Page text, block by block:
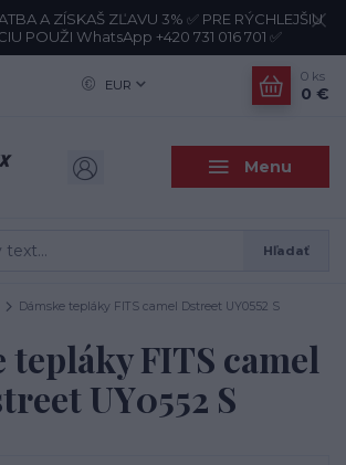
A ZÍSKAŠ ZĽAVU 3% ✅ PRE RÝCHLEJŠIU
POUŽI WhatsApp +420 731 016 701 ✅
Menu
EUR
Hľadať
0 ks
0 €
Dámske tepláky FITS camel Dstreet UY0552 S
tepláky FITS camel
UY0552 S